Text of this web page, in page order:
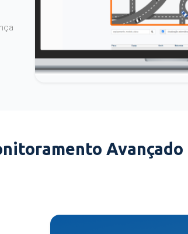
Avançado